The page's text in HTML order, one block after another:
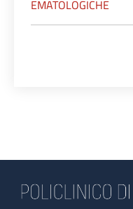
EMATOLOGICHE